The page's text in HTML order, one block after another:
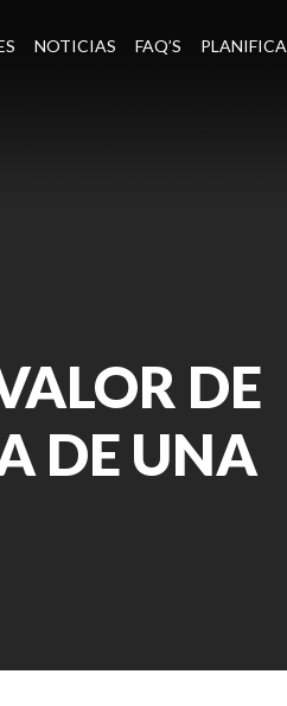
NOTICIAS FAQ’S PLANIFICA
DE
DE UNA